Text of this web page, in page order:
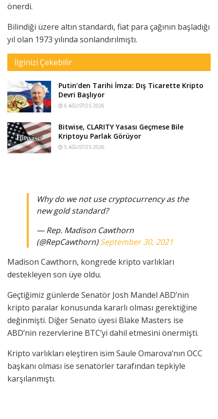
önerdi.
Bilindiği üzere altın standardı, fiat para çağının başladığı
yıl olan 1973 yılında sonlandırılmıştı.
İlginizi Çekebilir
Putin’den Tarihi İmza: Dış Ticarette Kripto
Devri Başlıyor
6 AĞUSTOS 2026
Bitwise, CLARITY Yasası Geçmese Bile
Kriptoyu Parlak Görüyor
5 AĞUSTOS 2026
Why do we not use cryptocurrency as the
new gold standard?
— Rep. Madison Cawthorn
(@RepCawthorn)September 30, 2021
Madison Cawthorn, kongrede kripto varlıkları
destekleyen son üye oldu.
Geçtiğimiz günlerde Senatör Josh Mandel ABD’nin
kripto paralar konusunda kararlı olması gerektiğine
değinmişti. Diğer Senato üyesi Blake Masters ise
ABD’nin rezervlerine BTC’yi dahil etmesini önermişti.
Kripto varlıkları eleştiren isim Saule Omarova’nın OCC
başkanı olması ise senatörler tarafından tepkiyle
karşılanmıştı.